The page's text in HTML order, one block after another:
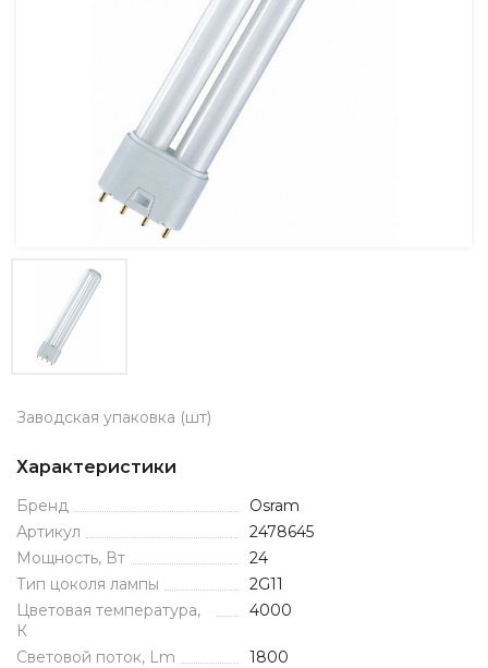
Заводская упаковка (шт)
Характеристики
Бренд
Osram
Артикул
2478645
Мощность, Вт
24
Тип цоколя лампы
2G11
Цветовая температура,
К
4000
Световой поток, Lm
1800